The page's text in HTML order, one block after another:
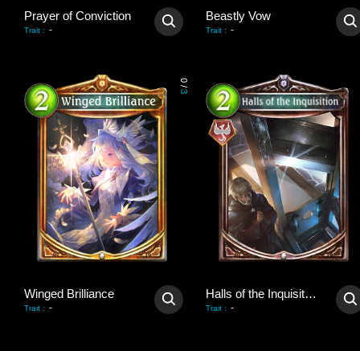
Prayer of Conviction
Trait : -
Beastly Vow
Trait : -
0
/
3
Winged Brilliance
Trait : -
Halls of the Inquisition
Trait : -